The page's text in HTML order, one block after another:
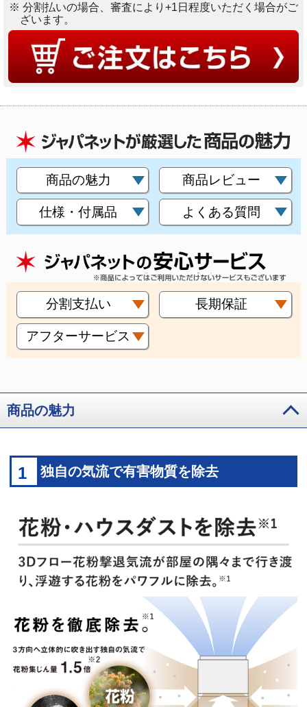
※ 分割払いの場合、審査により+1日程度いただく場合がご
ざいます。
商品の魅力 商品レビュー
仕様・付属品 よくある質問
分割支払い 長期保証
アフターサービス
商品の魅力
1 独自の気流で有害物質を除去